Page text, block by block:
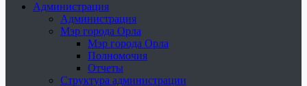
Администрация
Администрация
Мэр города Орла
Мэр города Орла
Полномочия
Отчеты
Структура администрации